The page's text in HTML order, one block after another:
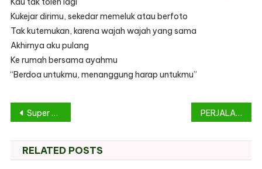
Kukejar dirimu, sekedar memeluk atau berfoto
Tak kutemukan, karena wajah wajah yang sama
Akhirnya aku pulang
Ke rumah bersama ayahmu
“Berdoa untukmu, menanggung harap untukmu”
Post
navigation
Super Mom 22 MENCARI PENDONOR DARAH B+ PERJALANAN
RELATED POSTS